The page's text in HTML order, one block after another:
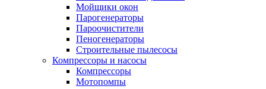
Мойщики окон
Парогенераторы
Пароочистители
Пеногенераторы
Строительные пылесосы
Компрессоры и насосы
Компрессоры
Мотопомпы